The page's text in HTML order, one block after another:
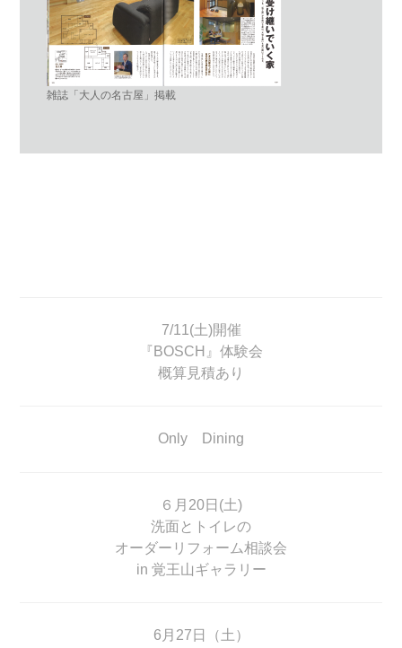
雑誌「大人の名古屋」掲載
7/11(土)開催
『BOSCH』体験会
概算見積あり
Only Dining
６月20日(土)
洗面とトイレの
オーダーリフォーム相談会
in 覚王山ギャラリー
6月27日（土）